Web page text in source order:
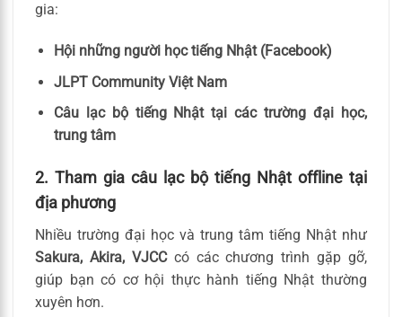
gia:
Hội những người học tiếng Nhật (Facebook)
JLPT Community Việt Nam
Câu lạc bộ tiếng Nhật tại các trường đại học,
trung tâm
2. Tham gia câu lạc bộ tiếng Nhật offline tại
địa phương
Nhiều trường đại học và trung tâm tiếng Nhật như
Sakura, Akira, VJCCcó các chương trình gặp gỡ,
giúp bạn có cơ hội thực hành tiếng Nhật thường
xuyên hơn.